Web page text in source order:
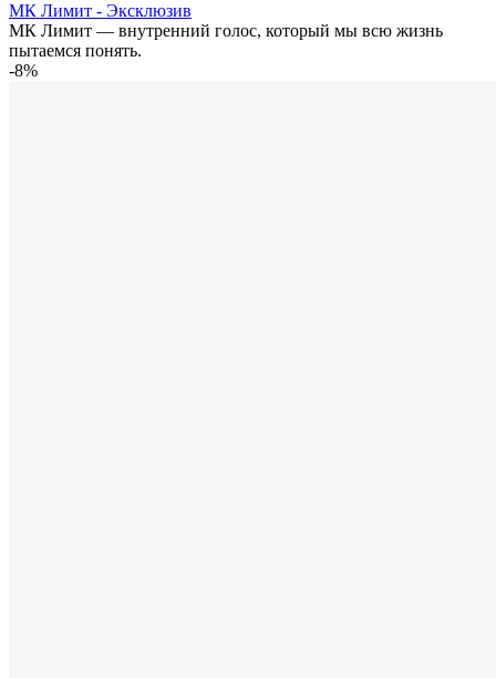
МК Лимит - Эксклюзив
МК Лимит — внутренний голос, который мы всю жизнь
пытаемся понять.
-8%